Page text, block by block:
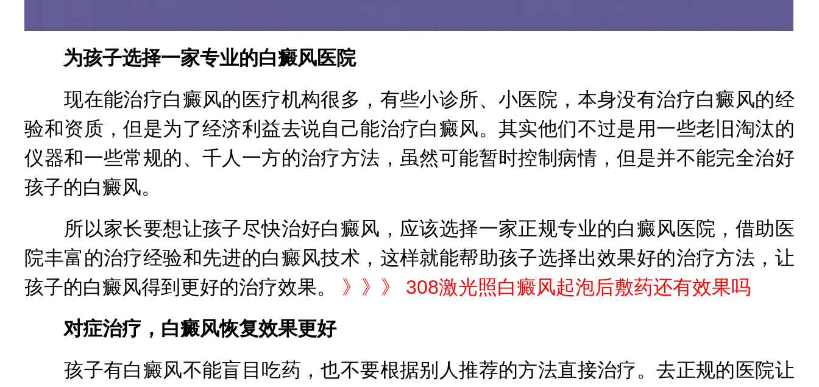
为孩子选择一家专业的白癜风医院
现在能治疗白癜风的医疗机构很多，有些小诊所、小医院，本身没有治疗白癜风的经
验和资质，但是为了经济利益去说自己能治疗白癜风。其实他们不过是用一些老旧淘汰的
仪器和一些常规的、千人一方的治疗方法，虽然可能暂时控制病情，但是并不能完全治好
孩子的白癜风。
所以家长要想让孩子尽快治好白癜风，应该选择一家正规专业的白癜风医院，借助医
院丰富的治疗经验和先进的白癜风技术，这样就能帮助孩子选择出效果好的治疗方法，让
孩子的白癜风得到更好的治疗效果。 》》》 308激光照白癜风起泡后敷药还有效果吗
对症治疗，白癜风恢复效果更好
孩子有白癜风不能盲目吃药，也不要根据别人推荐的方法直接治疗。去正规的医院让